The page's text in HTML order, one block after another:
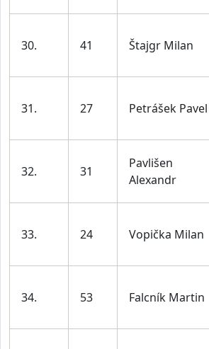
30. 41 Štajgr Milan
31. 27 Petrášek Pavel
32. 31
Pavlišen
Alexandr
33. 24 Vopička Milan
34. 53 Falcník Martin